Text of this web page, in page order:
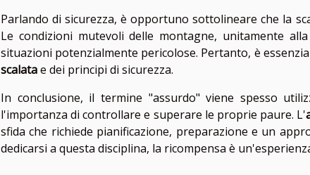
Parlando di sicurezza, è opportuno sottolineare che la
Le condizioni mutevoli delle montagne, unitamente
situazioni potenzialmente pericolose. Pertanto, è
scalatae dei principi di sicurezza.
In conclusione, il termine "assurdo" viene spesso
l'importanza di controllare e superare le proprie paure. L'
sfida che richiede pianificazione, preparazione e un
dedicarsi a questa disciplina, la ricompensa è